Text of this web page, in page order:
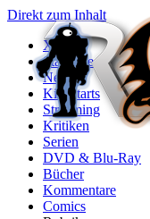
Direkt zum Inhalt
X
Startseite
News
Kinostarts
Streaming
Kritiken
Serien
DVD & Blu-Ray
Bücher
Kommentare
Comics